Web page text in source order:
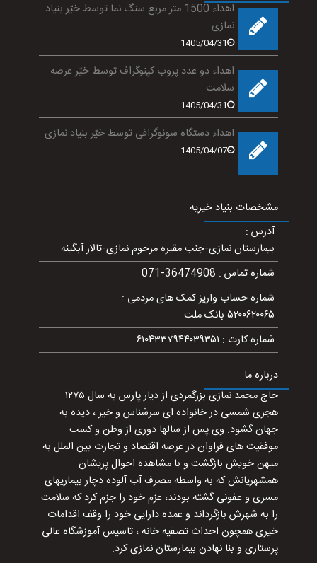
اهداء 1500 متر مربع سنگ نما توسط خیّر بنیاد
نمازی
1405/04/31
اهداء دو عدد پروب کپنوگراف توسط خیّر عرصه
سلامت
1405/04/31
اهداء دستگاه سونوگرافی توسط خیّر بنیاد نمازی
1405/04/07
مشخصات بنیاد خیریه
آدرس :
بیمارستان نمازی-جنب مقبره مرحوم نمازی-تالار آبگینه
شماره تماس :
071-36474908
شماره حساب واریز کمک های مردمی :
۵۲۰۰۶۲۰۰۶۵ بانک ملت
شماره کارت : ۶۱۰۴۳۳۷۹۴۴۰۳۹۳۵۱
درباره ما
حاج محمد نمازی بزرگمردی از دیار پارس به سال ۱۲۷۵
هجری شمسی در خانواده ای سرشناس و خیر ، دیده به
جهان گشود. وی پس از سالها دوری از وطن و کسب
موفقیت های فراوان در عرصه اقتصاد و تجارت بین الملل به
میهن خویش بازگشت و با مشاهده احوال پریشان
همشهریانش که به واسطه مصرف آب آلوده دچار بیماریهای
مسری و عفونی گشته بودند، عزم خود را جزم کرد که سلامت
را به شهرش بازگرداند و عمده دارایی خود را وقف اقدامات
خیری همچون احداث تصفیه خانه ، تاسیس آموزشگاه عالی
پرستاری و بنا نهادن بیمارستان نمازی کرد.